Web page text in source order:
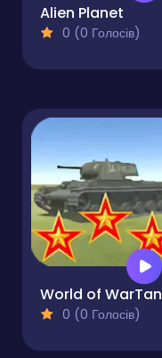
Alien Planet
0 (0 Голосів)
0 (0 Голосів)